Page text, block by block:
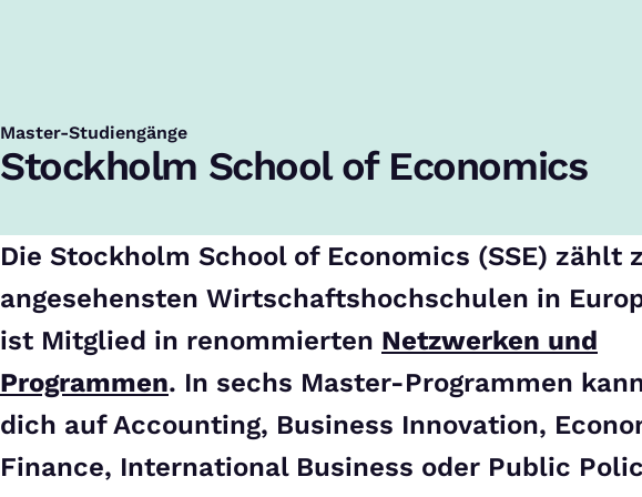
Master-Studiengänge
:
Stockholm School of Economics
Die Stockholm School of Economics (SSE) zählt
angesehensten Wirtschaftshochschulen in
ist Mitglied in renommierten Netzwerken und
Programmen. In sechs Master-Programmen
dich auf Accounting, Business Innovation,
Finance, International Business oder Public